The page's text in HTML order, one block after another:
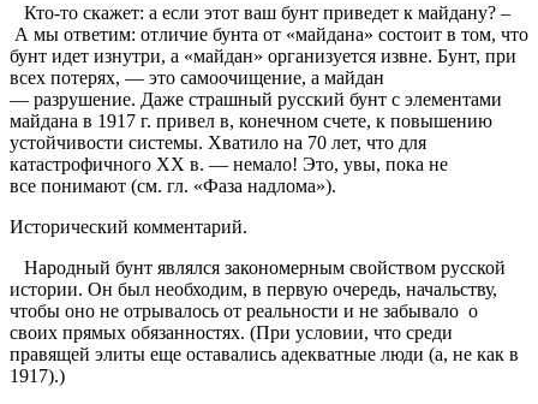
Кто-то скажет: а если этот ваш бунт приведет к майдану? –
А мы ответим: отличие бунта от «майдана» состоит в том, что
бунт идет изнутри, а «майдан» организуется извне. Бунт, при
всех потерях, — это самоочищение, а майдан
— разрушение. Даже страшный русский бунт с элементами
майдана в 1917 г. привел в, конечном счете, к повышению
устойчивости системы. Хватило на 70 лет, что для
катастрофичного XX в. — немало! Это, увы, пока не
все понимают (см. гл. «Фаза надлома»).
Исторический комментарий.
Народный бунт являлся закономерным свойством русской
истории. Он был необходим, в первую очередь, начальству,
чтобы оно не отрывалось от реальности и не забывало о
своих прямых обязанностях. (При условии, что среди
правящей элиты еще оставались адекватные люди (а, не как в
1917).)